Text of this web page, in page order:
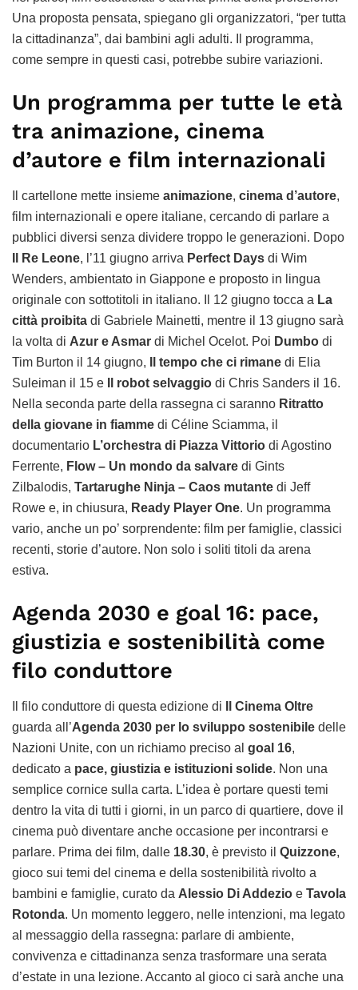
Una proposta pensata, spiegano gli organizzatori, “per tutta
la cittadinanza”, dai bambini agli adulti. Il programma,
come sempre in questi casi, potrebbe subire variazioni.
Un programma per tutte le età
tra animazione, cinema
d’autore e film internazionali
Il cartellone mette insieme animazione, cinema d’autore,
film internazionali e opere italiane, cercando di parlare a
pubblici diversi senza dividere troppo le generazioni. Dopo
Il Re Leone, l’11 giugno arriva Perfect Days di Wim
Wenders, ambientato in Giappone e proposto in lingua
originale con sottotitoli in italiano. Il 12 giugno tocca a La
città proibita di Gabriele Mainetti, mentre il 13 giugno sarà
la volta di Azur e Asmar di Michel Ocelot. Poi Dumbo di
Tim Burton il 14 giugno,
Il tempo che ci rimane di Elia
Suleiman il 15 e
Il robot selvaggio di Chris Sanders il 16.
Nella seconda parte della rassegna ci saranno Ritratto
della giovane in fiamme di Céline Sciamma, il
documentario L’orchestra di Piazza Vittorio di Agostino
Ferrente, Flow – Un mondo da salvare di Gints
Zilbalodis, Tartarughe Ninja – Caos mutante di Jeff
Rowe e, in chiusura, Ready Player One. Un programma
vario, anche un po’ sorprendente: film per famiglie, classici
recenti, storie d’autore. Non solo i soliti titoli da arena
estiva.
Agenda 2030 e goal 16: pace,
giustizia e sostenibilità come
filo conduttore
Il filo conduttore di questa edizione di
Il Cinema Oltre
guarda all’Agenda 2030 per lo sviluppo sostenibile delle
Nazioni Unite, con un richiamo preciso al goal 16,
dedicato a pace, giustizia e istituzioni solide. Non una
semplice cornice sulla carta. L’idea è portare questi temi
dentro la vita di tutti i giorni, in un parco di quartiere, dove il
cinema può diventare anche occasione per incontrarsi e
parlare. Prima dei film, dalle 18.30, è previsto il Quizzone,
gioco sui temi del cinema e della sostenibilità rivolto a
bambini e famiglie, curato da Alessio Di Addezio e Tavola
Rotonda. Un momento leggero, nelle intenzioni, ma legato
al messaggio della rassegna: parlare di ambiente,
convivenza e cittadinanza senza trasformare una serata
d’estate in una lezione. Accanto al gioco ci sarà anche una